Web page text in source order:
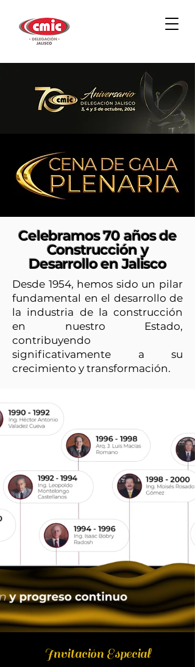
Celebramos 70 años de
Construcción y
Desarrollo en Jalisco
Desde 1954, hemos sido un pilar
fundamental en el desarrollo de
la industria de la construcción
en nuestro Estado,
contribuyendo
significativamente a su
crecimiento y transformación.
Invitación Especial